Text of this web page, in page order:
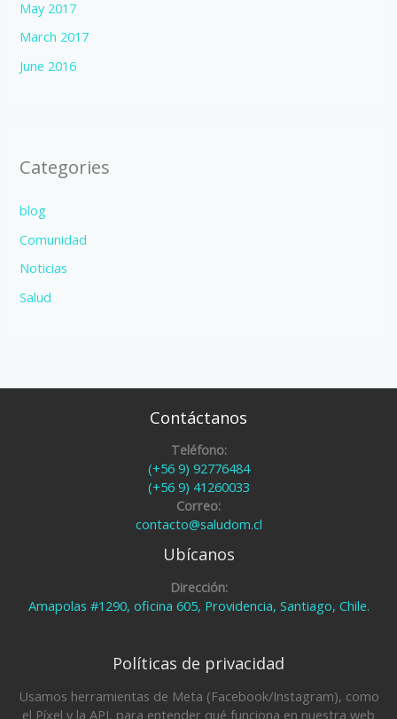
May 2017
March 2017
June 2016
Categories
blog
Comunidad
Noticias
Salud
Contáctanos
Teléfono:
(+56 9) 92776484
(+56 9) 41260033
Correo:
contacto@saludom.cl
Ubícanos
Dirección:
Amapolas #1290, oficina 605, Providencia, Santiago, Chile.
Políticas de privacidad
Usamos herramientas de Meta (Facebook/Instagram), como
el Píxel y la API, para entender qué funciona en nuestra web